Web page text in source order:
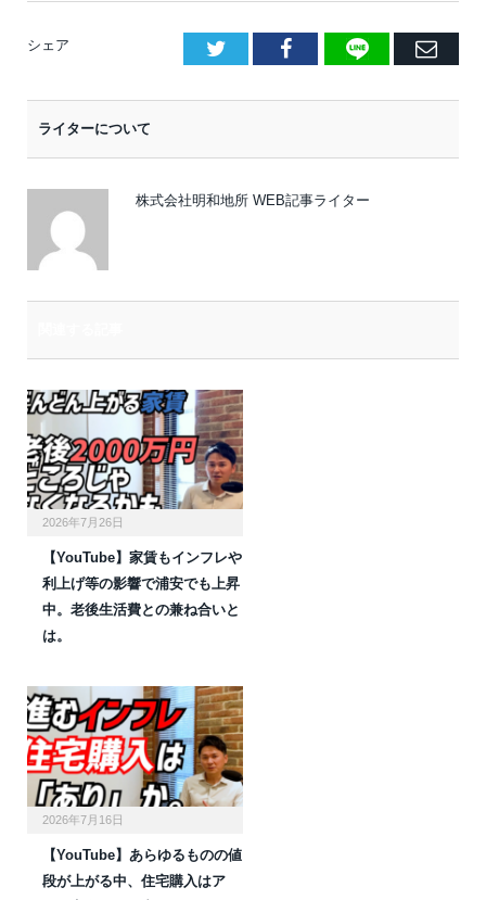
シェア Facebook
LINE
E
ライターについて
株式会社明和地所 WEB記事ライター
2026年7月26日
【YouTube】家賃もインフレや
利上げ等の影響で浦安でも上昇
中。老後生活費との兼ね合いと
は。
2026年7月16日
【YouTube】あらゆるものの値
段が上がる中、住宅購入はア